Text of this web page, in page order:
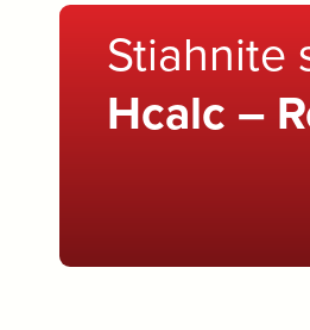
Stiahnite
Hcalc –